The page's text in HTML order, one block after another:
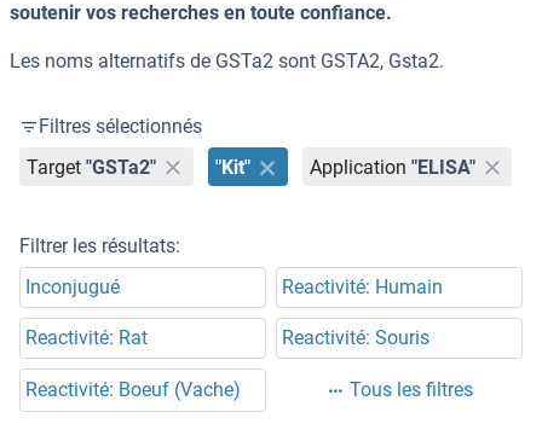
soutenir vos recherches en toute confiance.
Les noms alternatifs de GSTa2 sont GSTA2, Gsta2.
Filtres sélectionnés
Target "GSTa2" "Kit" Application "ELISA"
Filtrer les résultats:
Inconjugué
Reactivité: Humain
Reactivité: Rat Reactivité: Souris
Reactivité: Boeuf (Vache) Tous les filtres